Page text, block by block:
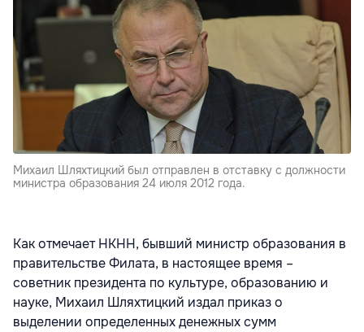
Михаил Шляхтицкий был отправлен в отставку с должности
министра образования 24 июля 2012 года.
Как отмечает НКНН, бывший министр образования в
правительстве Филата, в настоящее время –
советник президента по культуре, образованию и
науке, Михаил Шляхтицкий издал приказ о
выделении определенных денежных сумм